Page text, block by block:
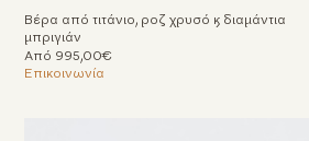
Βέρα από τιτάνιο, ροζ χρυσό & διαμάντια
μπριγιάν
Από 995,00€
Επικοινωνία